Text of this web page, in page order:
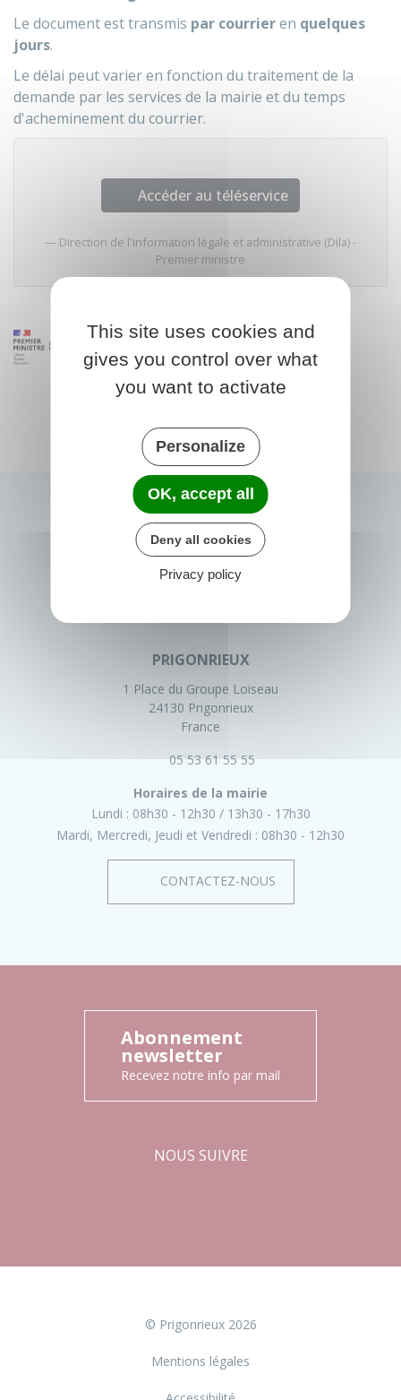
Le document est transmis par courrieren quelques
jours.
Le délai peut varier en fonction du traitement de la
demande par les services de la mairie et du temps
d'acheminement du courrier.
Accéder au téléservice
Direction de l'information légale et administrative (Dila) -
Premier ministre
PRIGONRIEUX
1 Place du Groupe Loiseau
24130 Prigonrieux
France
05 53 61 55 55
Horaires de la mairie
Lundi : 08h30 - 12h30
13h30 - 17h30
Mardi, Mercredi, Jeudi et Vendredi : 08h30 - 12h30
CONTACTEZ-NOUS
Abonnement
newsletter
Recevez notre info par mail
NOUS SUIVRE
© Prigonrieux 2026
Mentions légales
This site uses cookies and
gives you control over what
you want to activate
Personalize
OK, accept all
Deny all cookies
Privacy policy